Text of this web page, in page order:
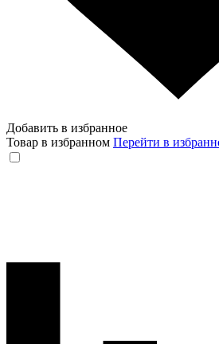
Добавить в избранное
Товар в избранном Перейти в